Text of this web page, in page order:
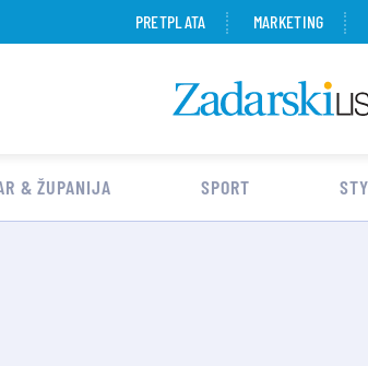
PRETPLATA MARKETING
& ŽUPANIJA SPORT